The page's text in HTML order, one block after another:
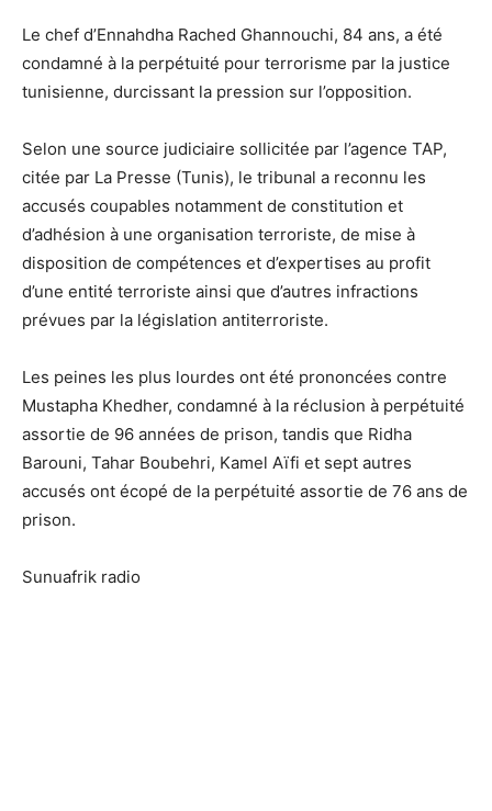
Le chef d’Ennahdha Rached Ghannouchi, 84 ans, a été
condamné à la perpétuité pour terrorisme par la justice
tunisienne, durcissant la pression sur l’opposition.
Selon une source judiciaire sollicitée par l’agence TAP,
citée par La Presse (Tunis), le tribunal a reconnu les
accusés coupables notamment de constitution et
d’adhésion à une organisation terroriste, de mise à
disposition de compétences et d’expertises au profit
d’une entité terroriste ainsi que d’autres infractions
prévues par la législation antiterroriste.
Les peines les plus lourdes ont été prononcées contre
Mustapha Khedher, condamné à la réclusion à perpétuité
assortie de 96 années de prison, tandis que Ridha
Barouni, Tahar Boubehri, Kamel Aïfi et sept autres
accusés ont écopé de la perpétuité assortie de 76 ans de
prison.
Sunuafrik radio